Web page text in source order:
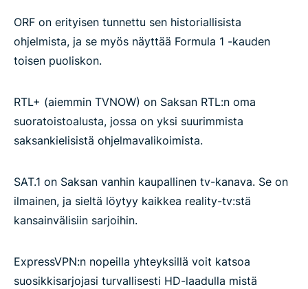
ORF on erityisen tunnettu sen historiallisista
ohjelmista, ja se myös näyttää Formula 1 -kauden
toisen puoliskon.
RTL+ (aiemmin TVNOW) on Saksan RTL:n oma
suoratoistoalusta, jossa on yksi suurimmista
saksankielisistä ohjelmavalikoimista.
SAT.1 on Saksan vanhin kaupallinen tv-kanava. Se on
ilmainen, ja sieltä löytyy kaikkea reality-tv:stä
kansainvälisiin sarjoihin.
ExpressVPN:n nopeilla yhteyksillä voit katsoa
suosikkisarjojasi turvallisesti HD-laadulla mistä